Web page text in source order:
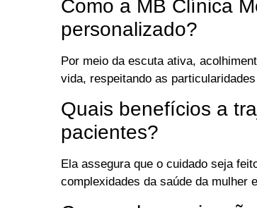
Como a MB Clínica
personalizado?
Por meio da escuta ativa,
vida, respeitando as
Quais benefícios a
pacientes?
Ela assegura que o cuidado seja
complexidades da saúde da mulher